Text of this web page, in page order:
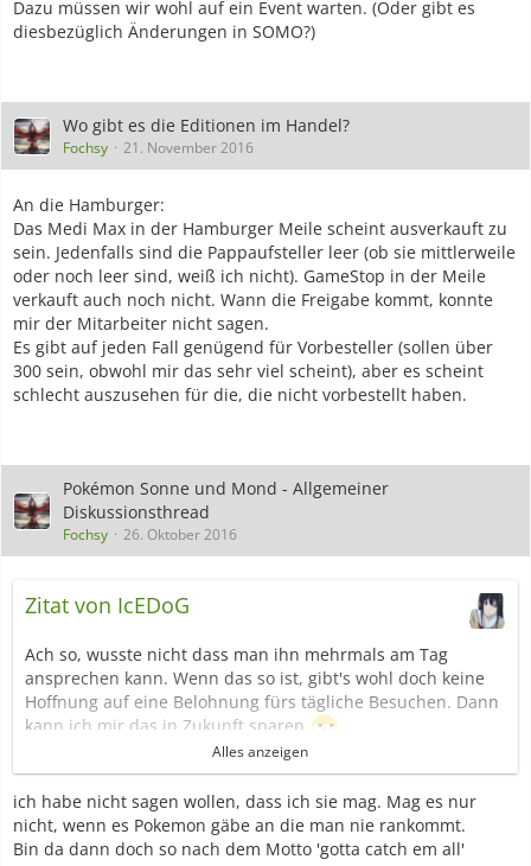
Dazu müssen wir wohl auf ein Event warten. (Oder gibt es
diesbezüglich Änderungen in SOMO?)
Wo gibt es die Editionen im Handel?
Fochsy 21. November 2016
An die Hamburger:
Das Medi Max in der Hamburger Meile scheint ausverkauft zu
sein. Jedenfalls sind die Pappaufsteller leer (ob sie mittlerweile
oder noch leer sind, weiß ich nicht). GameStop in der Meile
verkauft auch noch nicht. Wann die Freigabe kommt, konnte
mir der Mitarbeiter nicht sagen.
Es gibt auf jeden Fall genügend für Vorbesteller (sollen über
300 sein, obwohl mir das sehr viel scheint), aber es scheint
schlecht auszusehen für die, die nicht vorbestellt haben.
Pokémon Sonne und Mond - Allgemeiner
Diskussionsthread
Fochsy 26. Oktober 2016
Zitat von IcEDoG
Ach so, wusste nicht dass man ihn mehrmals am Tag
ansprechen kann. Wenn das so ist, gibt's wohl doch keine
Hoffnung auf eine Belohnung fürs tägliche Besuchen. Dann
kann ich mir das in Zukunft sparen
@FochsyGuten Morgen :) was hast du die letzten Tage
gemacht, dass du heute diese Erkenntnis gewonnnen hast ;)
aber du liegst richtig. Leider
Kannst du mir erklären wieso du dich darüber freust, dass
Alles anzeigen
ich habe nicht sagen wollen, dass ich sie mag. Mag es nur
nicht, wenn es Pokemon gäbe an die man nie rankommt.
Bin da dann doch so nach dem Motto 'gotta catch em all'